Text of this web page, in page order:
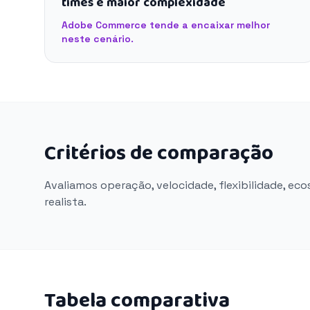
Adobe Commerce tende a encaixar melhor
neste cenário.
Critérios de comparação
Avaliamos operação, velocidade, flexibilidade,
realista.
Tabela comparativa